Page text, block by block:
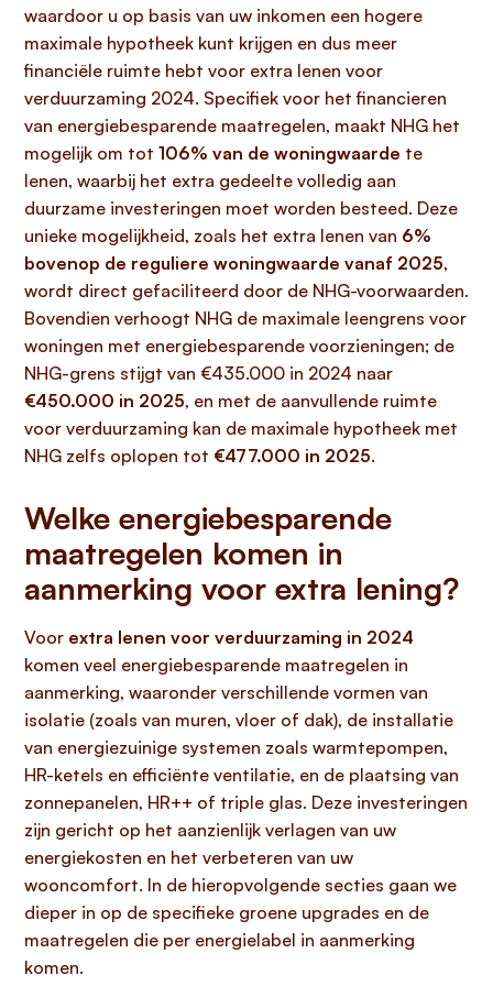
waardoor u op basis van uw inkomen een hogere
maximale hypotheek kunt krijgen en dus meer
financiële ruimte hebt voor extra lenen voor
verduurzaming 2024. Specifiek voor het financieren
van energiebesparende maatregelen, maakt NHG het
mogelijk om tot 106% van de woningwaarde te
lenen, waarbij het extra gedeelte volledig aan
duurzame investeringen moet worden besteed. Deze
unieke mogelijkheid, zoals het extra lenen van 6%
bovenop de reguliere woningwaarde vanaf 2025,
wordt direct gefaciliteerd door de NHG-voorwaarden.
Bovendien verhoogt NHG de maximale leengrens voor
woningen met energiebesparende voorzieningen; de
NHG-grens stijgt van €435.000 in 2024 naar
€450.000 in 2025, en met de aanvullende ruimte
voor verduurzaming kan de maximale hypotheek met
NHG zelfs oplopen tot €477.000 in 2025.
Welke energiebesparende
maatregelen komen in
aanmerking voor extra lening?
Voor extra lenen voor verduurzaming in 2024
komen veel energiebesparende maatregelen in
aanmerking, waaronder verschillende vormen van
isolatie (zoals van muren, vloer of dak), de installatie
van energiezuinige systemen zoals warmtepompen,
HR-ketels en efficiënte ventilatie, en de plaatsing van
zonnepanelen, HR++ of triple glas. Deze investeringen
zijn gericht op het aanzienlijk verlagen van uw
energiekosten en het verbeteren van uw
wooncomfort. In de hieropvolgende secties gaan we
dieper in op de specifieke groene upgrades en de
maatregelen die per energielabel in aanmerking
komen.